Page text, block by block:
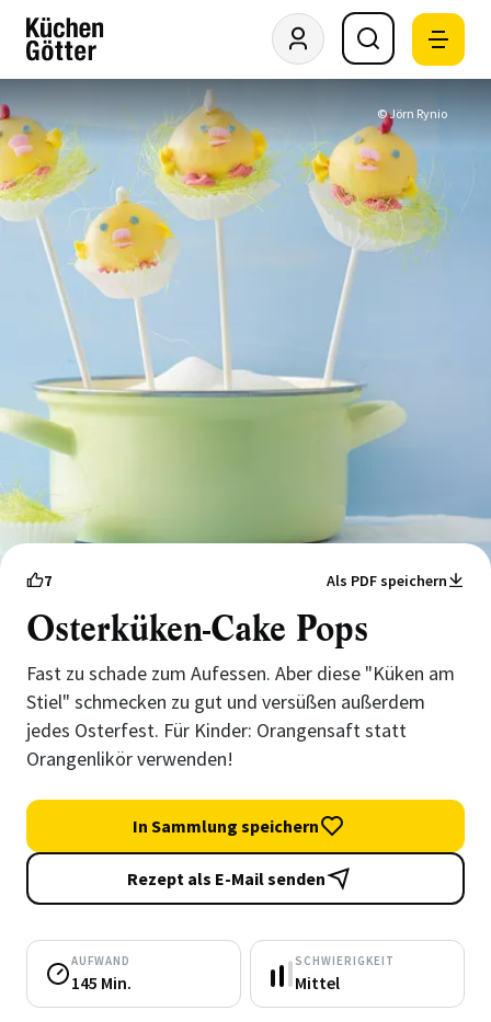
© Jörn Rynio
7 Als PDF speichern
Osterküken-Cake Pops
Fast zu schade zum Aufessen. Aber diese "Küken am
Stiel" schmecken zu gut und versüßen außerdem
jedes Osterfest. Für Kinder: Orangensaft statt
Orangenlikör verwenden!
In Sammlung speichern
Rezept als E-Mail senden
AUFWAND
145 Min.
SCHWIERIGKEIT
Mittel